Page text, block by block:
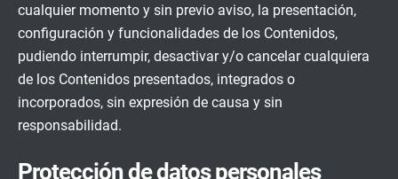
cualquier momento y sin previo aviso, la presentación,
configuración y funcionalidades de los Contenidos,
pudiendo interrumpir, desactivar y/o cancelar cualquiera
de los Contenidos presentados, integrados o
incorporados, sin expresión de causa y sin
responsabilidad.
Protección de datos personales